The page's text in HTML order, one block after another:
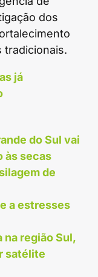
dos
tradicionais.
já
do Sul vai
às secas
de
a estresses
na região Sul,
satélite